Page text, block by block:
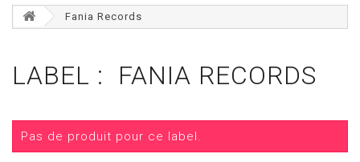
Fania Records
LABEL : FANIA RECORDS
Pas de produit pour ce label.